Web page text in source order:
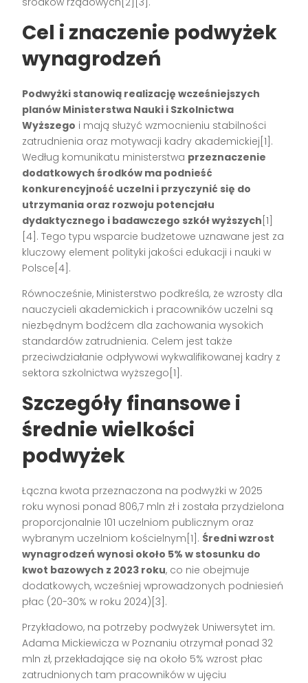
Cel i znaczenie podwyżek
wynagrodzeń
Podwyżki stanowią realizację wcześniejszych
planów Ministerstwa Nauki i Szkolnictwa
Wyższego i mają służyć wzmocnieniu stabilności
zatrudnienia oraz motywacji kadry akademickiej[1].
Według komunikatu ministerstwa przeznaczenie
dodatkowych środków ma podnieść
konkurencyjność uczelni i przyczynić się do
utrzymania oraz rozwoju potencjału
dydaktycznego i badawczego szkół wyższych [1]
[4]. Tego typu wsparcie budżetowe uznawane jest za
kluczowy element polityki jakości edukacji i nauki w
Polsce[4].
Równocześnie, Ministerstwo podkreśla, że wzrosty dla
nauczycieli akademickich i pracowników uczelni są
niezbędnym bodźcem dla zachowania wysokich
standardów zatrudnienia. Celem jest także
przeciwdziałanie odpływowi wykwalifikowanej kadry z
sektora szkolnictwa wyższego[1].
Szczegóły finansowe i
średnie wielkości
podwyżek
Łączna kwota przeznaczona na podwyżki w 2025
roku wynosi ponad 806,7 mln zł i została przydzielona
proporcjonalnie 101 uczelniom publicznym oraz
wybranym uczelniom kościelnym[1]. Średni wzrost
wynagrodzeń wynosi około 5% w stosunku do
kwot bazowych z 2023 roku, co nie obejmuje
dodatkowych, wcześniej wprowadzonych podniesień
płac (20-30% w roku 2024)[3].
Przykładowo, na potrzeby podwyżek Uniwersytet im.
Adama Mickiewicza w Poznaniu otrzymał ponad 32
mln zł, przekładające się na około 5% wzrost płac
zatrudnionych tam pracowników w ujęciu